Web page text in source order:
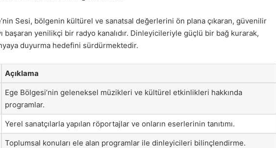
Sesi, bölgenin kültürel ve sanatsal değerlerini ön plana çıkaran, güvenilir
başaran yenilikçi bir radyo kanalıdır. Dinleyicileriyle güçlü bir bağ kurarak,
duyurma hedefini sürdürmektedir.
Açıklama
Ege Bölgesi’nin geleneksel müzikleri ve kültürel etkinlikleri hakkında
programlar.
Yerel sanatçılarla yapılan röportajlar ve onların eserlerinin tanıtımı.
Toplumsal konuları ele alan programlar ile dinleyicileri bilinçlendirme.